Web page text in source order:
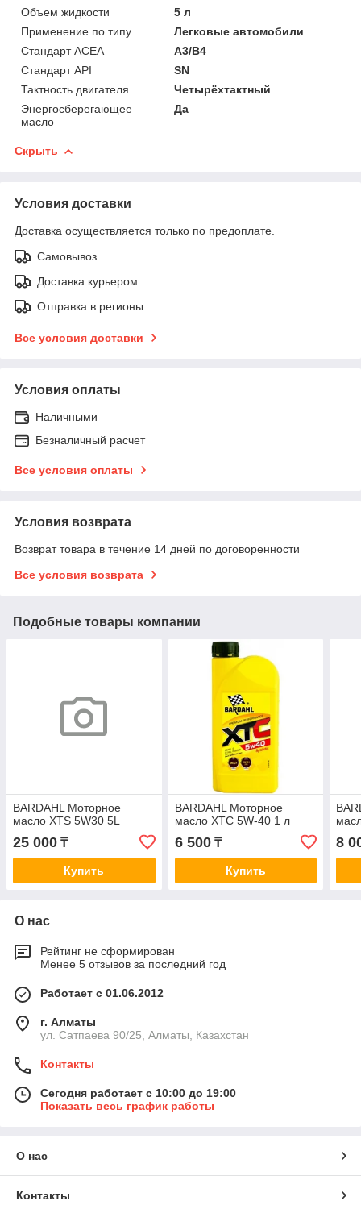
Объем жидкости
5 л
Применение по типу
Легковые автомобили
Стандарт ACEA
A3/B4
Стандарт API
SN
Тактность двигателя
Четырёхтактный
Энергосберегающее
масло
Да
Скрыть
Условия доставки
Доставка осуществляется только по предоплате.
Самовывоз
Доставка курьером
Отправка в регионы
Все условия доставки
Условия оплаты
Наличными
Безналичный расчет
Все условия оплаты
Условия возврата
Возврат товара в течение 14 дней по договоренности
Все условия возврата
Подобные товары компании
BARDAHL Моторное
масло XTS 5W30 5L
25 000 ₸
Купить
BARDAHL Моторное
масло XTC 5W-40 1 л
6 500₸
Купить
8
О нас
Рейтинг не сформирован
Менее 5 отзывов за последний год
Работает с 01.06.2012
г. Алматы
ул. Сатпаева 90/25, Алматы, Казахстан
Контакты
Сегодня работает с 10:00 до 19:00
Показать весь график работы
О нас
Контакты